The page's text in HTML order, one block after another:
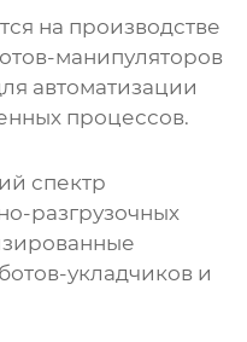
на производстве
манипуляторов
автоматизации
процессов.
спектр
разгрузочных
укладчиков и